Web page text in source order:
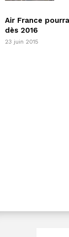
Air France
dès 2016
23 juin 2015